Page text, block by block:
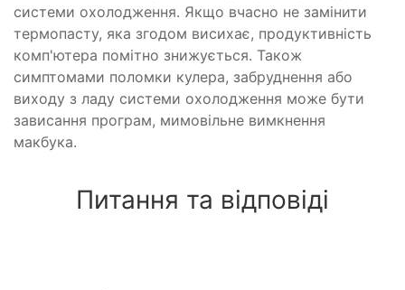
системи охолодження. Якщо вчасно не замінити
термопасту, яка згодом висихає, продуктивність
комп'ютера помітно знижується. Також
симптомами поломки кулера, забруднення або
виходу з ладу системи охолодження може бути
зависання програм, мимовільне вимкнення
макбука.
Питання та відповіді